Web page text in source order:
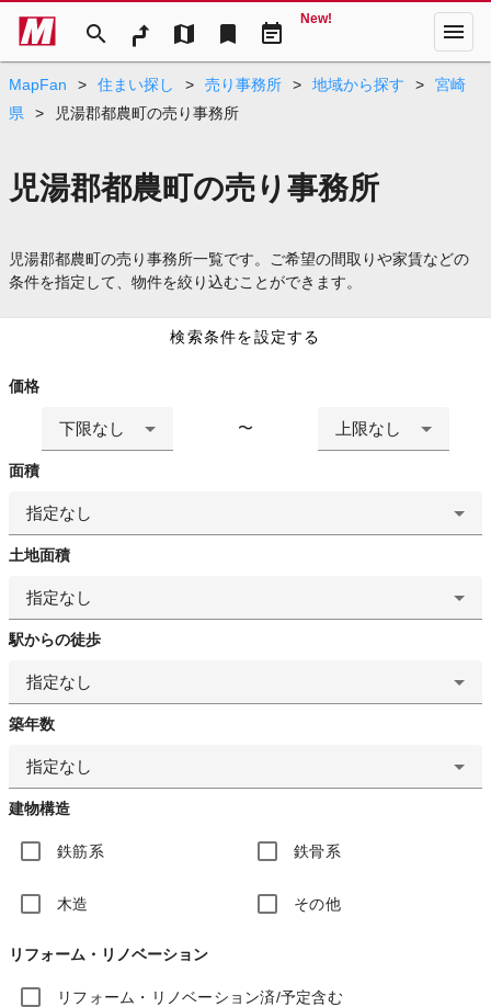
search map bookmark event_note
New! menu
MapFan > 住まい探し > 売り事務所 > 地域から探す >
宮崎
県
> 児湯郡都農町の売り事務所
児湯郡都農町の売り事務所
児湯郡都農町の売り事務所一覧です。ご希望の間取りや家賃などの
条件を指定して、物件を絞り込むことができます。
検索条件を設定する
価格
下限なし 〜 上限なし
面積
指定なし
土地面積
指定なし
駅からの徒歩
指定なし
築年数
指定なし
建物構造
鉄筋系 鉄骨系
木造 その他
リフォーム・リノベーション
リフォーム・リノベーション済/予定含む